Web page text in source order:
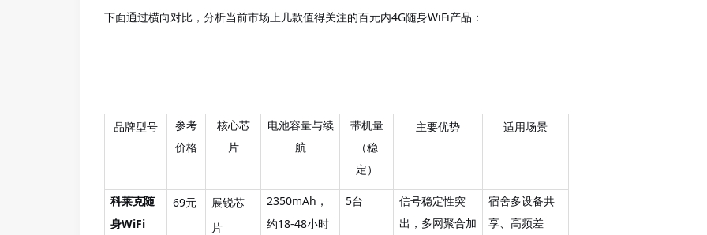
下面通过横向对比，分析当前市场上几款值得关注的百元内4G随身WiFi产品：
品牌型号
参考
价格
核心芯
片
电池容量与续
航
带机量
（稳
定）
主要优势 适用场景
科莱克随
身WiFi
69元 展锐芯
片
2350mAh，
约18-48小时
5台
信号稳定性突
出， 多网聚合加
宿舍多设备共
享、高频差